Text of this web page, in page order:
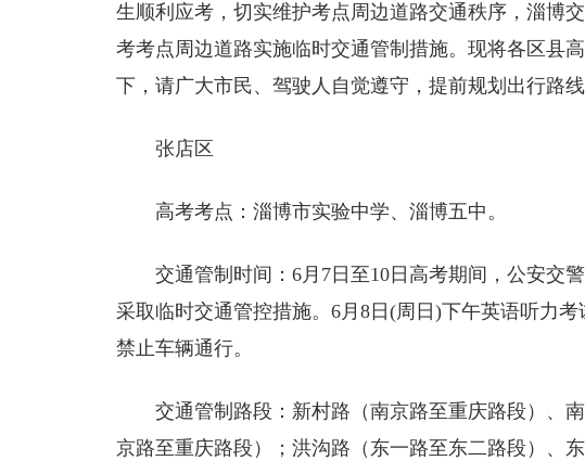
生顺利应考，切实维护考点周边道路交通秩序， 淄博
考考点周边道路实施临时交通管制措施。现将各区县
下，请广大市民、驾驶人自觉遵守，提前规划出行路
张店区
高考考点：淄博市实验中学、淄博五中。
交通管制时间：6月7日至10日高考期间，公安交
采取临时交通管控措施。6月8日(周日)下午英语听力
禁止车辆通行。
交通管制路段：新村路（南京路至重庆路段）、
京路至重庆路段）；洪沟路（东一路至东二路段）、